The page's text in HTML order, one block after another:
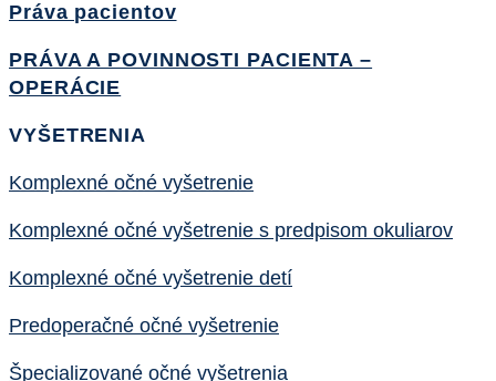
Práva pacientov
PRÁVA A POVINNOSTI PACIENTA –
OPERÁCIE
VYŠETRENIA
Komplexné očné vyšetrenie
Komplexné očné vyšetrenie s predpisom okuliarov
Komplexné očné vyšetrenie detí
Predoperačné očné vyšetrenie
Špecializované očné vyšetrenia